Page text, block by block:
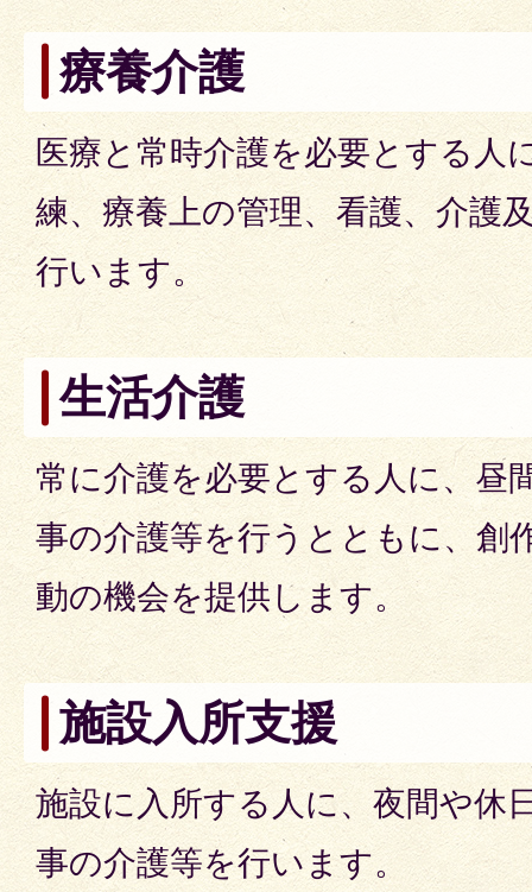
療養介護
医療と常時介護を必要とする人
練、療養上の管理、看護、介護
行います。
生活介護
常に介護を必要とする人に、昼
事の介護等を行うとともに、創
動の機会を提供します。
施設入所支援
施設に入所する人に、夜間や休
事の介護等を行います。